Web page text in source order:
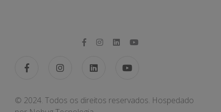
© 2024. Todos os direitos reservados. Hospedado